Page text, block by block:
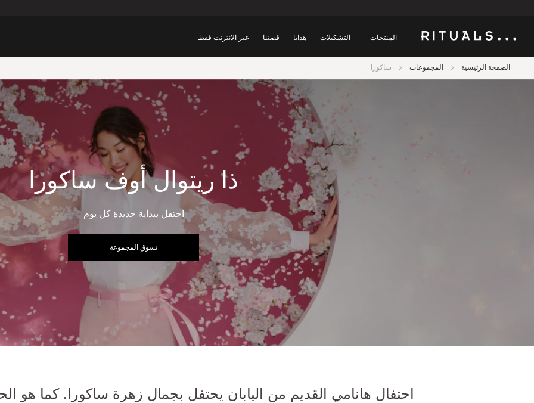
المنتجات التشكيلات هدايا قصتنا عبر الانترنت فقط
الصفحة الرئيسية المجموعات ساكورا
ذا ريتوال أوف ساكورا
احتفل ببداية جديدة كل يوم
تسوق المجموعة
احتفال هانامي القديم من اليابان يحتفل بجمال زهرة ساكورا. كما هو